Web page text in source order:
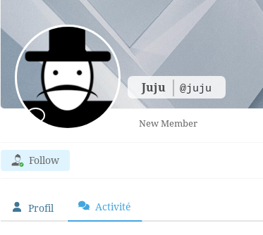
Juju @juju
New Member
Follow
Profil Activité